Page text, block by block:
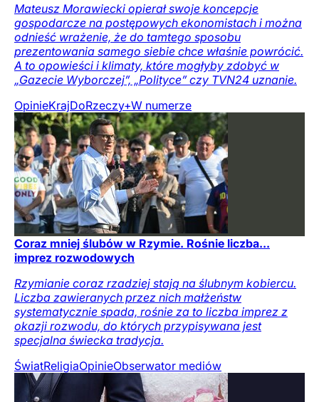
Mateusz Morawiecki opierał swoje koncepcje
gospodarcze na postępowych ekonomistach i można
odnieść wrażenie, że do tamtego sposobu
prezentowania samego siebie chce właśnie powrócić.
A to opowieści i klimaty, które mogłyby zdobyć w
„Gazecie Wyborczej”, „Polityce” czy TVN24 uznanie.
OpinieKrajDoRzeczy+W numerze
Coraz mniej ślubów w Rzymie. Rośnie liczba...
imprez rozwodowych
Rzymianie coraz rzadziej stają na ślubnym kobiercu.
Liczba zawieranych przez nich małżeństw
systematycznie spada, rośnie za to liczba imprez z
okazji rozwodu, do których przypisywana jest
specjalna świecka tradycja.
ŚwiatReligiaOpinieObserwator mediów